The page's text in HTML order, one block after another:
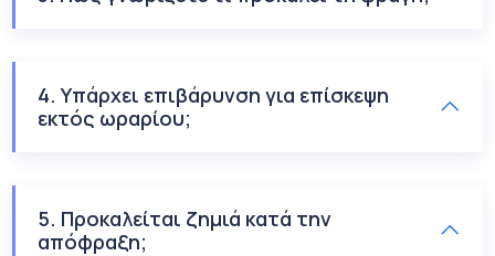
4. Υπάρχει επιβάρυνση για επίσκεψη
εκτός ωραρίου;
5. Προκαλείται ζημιά κατά την
απόφραξη;